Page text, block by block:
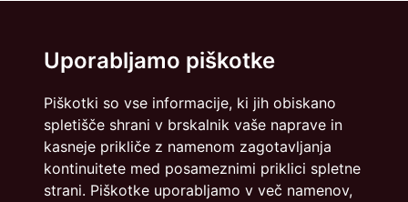
Uporabljamo piškotke
Piškotki so vse informacije, ki jih obiskano
spletišče shrani v brskalnik vaše naprave in
kasneje prikliče z namenom zagotavljanja
kontinuitete med posameznimi priklici spletne
strani. Piškotke uporabljamo v več namenov,